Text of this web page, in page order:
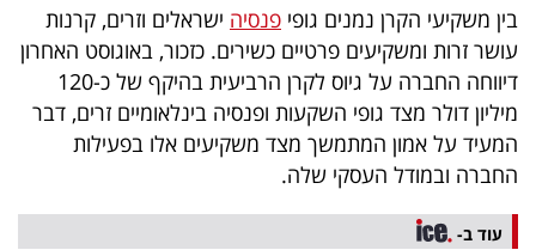
דרושים
ניוזלטרים
אדום
בין משקיעי הקרן נמנים גופי פנסיה ישראלים וזרים, קרנות
עושר זרות ומשקיעים פרטיים כשירים. כזכור, באוגוסט האחרון
דיווחה החברה על גיוס לקרן הרביעית בהיקף של כ-120
מיליון דולר מצד גופי השקעות ופנסיה בינלאומיים זרים, דבר
המעיד על אמון המתמשך מצד משקיעים אלו בפעילות
החברה ובמודל העסקי שלה.
עוד ב-